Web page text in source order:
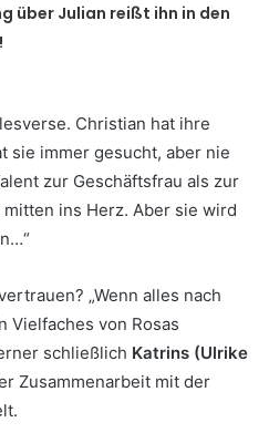
über Julian reißt ihn in den
Christian hat ihre
sie immer gesucht, aber nie
zur Geschäftsfrau als zur
ins Herz. Aber sie wird
„Wenn alles nach
Vielfaches von Rosas
schließlich Katrins (Ulrike
Zusammenarbeit mit der